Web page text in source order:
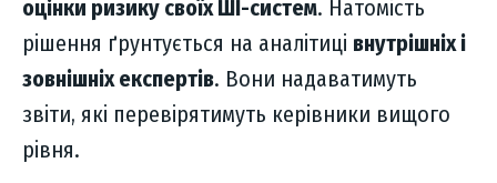
оцінки ризику своїх ШІ-систем. Натомість
рішення ґрунтується на аналітиці внутрішніх і
зовнішніх експертів. Вони надаватимуть
звіти, які перевірятимуть керівники вищого
рівня.